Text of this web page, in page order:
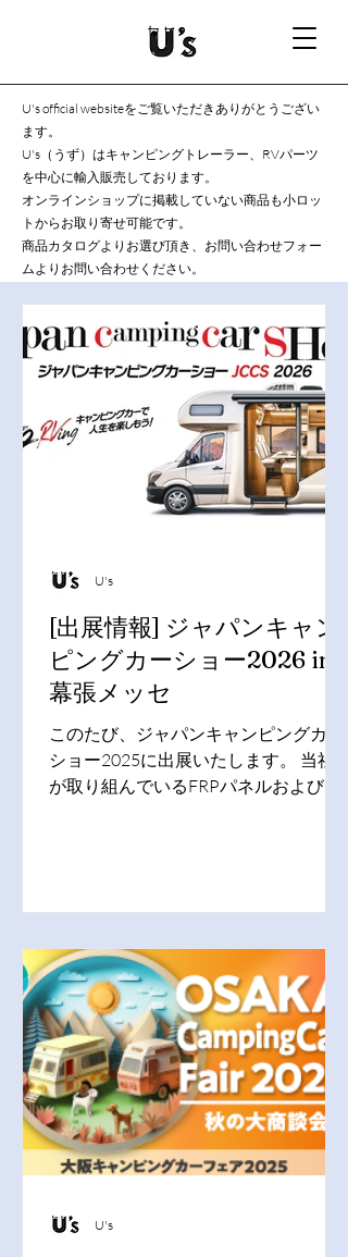
U's official websiteをご覧いただきありがとうござい
ます。
U's（うず）はキャンピングトレーラー、RVパーツ
を中心に輸入販売しております。
オンラインショップに掲載していない商品も小ロッ
トからお取り寄せ可能です。
商品カタログよりお選び頂き、お問い合わせフォー
ムよりお問い合わせください。
[出展情報] ジャパンキャン
ピングカーショー2026 in
幕張メッセ
このたび、ジャパンキャンピングカー
ショー2025に出展いたします。 当社
が取り組んでいるFRPパネルおよび
ンドやニーズに合わせた最新の部材提
是非、この機会に当ブースへ足をお運
びください。 開催日：2026年1月30日
（金）～2月2日（月） 会場：幕張メッ
セ 展示ホール1～6
U's
U's